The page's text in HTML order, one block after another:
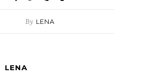
By LENA
LENA